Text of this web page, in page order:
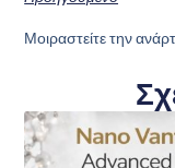
Μοιραστείτε την